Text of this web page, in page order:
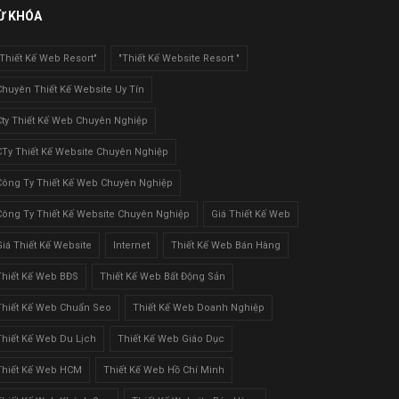
KHÓA
Kế Web Resort" "Thiết Kế Website Resort "
Thiết Kế Website Uy Tín
Thiết Kế Web Chuyên Nghiệp
Thiết Kế Website Chuyên Nghiệp
Ty Thiết Kế Web Chuyên Nghiệp
Ty Thiết Kế Website Chuyên Nghiệp Giá Thiết Kế Web
Thiết Kế Website Internet Thiết Kế Web Bán Hàng
Kế Web BĐS Thiết Kế Web Bất Động Sản
Kế Web Chuẩn Seo Thiết Kế Web Doanh Nghiệp
Kế Web Du Lịch Thiết Kế Web Giáo Dục
Kế Web HCM Thiết Kế Web Hồ Chí Minh